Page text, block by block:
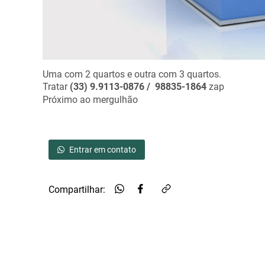
Uma com 2 quartos e outra com 3 quartos.
Tratar (33) 9.9113-0876 / 98835-1864 zap
Próximo ao mergulhão
Entrar em contato
Compartilhar: